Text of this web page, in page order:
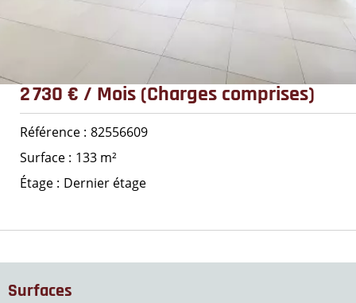
2 730 € / Mois (Charges comprises)
Référence 82556609
Surface
133 m²
Étage
Dernier étage
Surfaces